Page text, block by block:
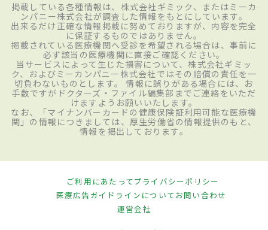
掲載している各種情報は、株式会社ギミック、またはミーカ
ンパニー株式会社が調査した情報をもとにしています。
出来るだけ正確な情報掲載に努めておりますが、内容を完全
に保証するものではありません。
掲載されている医療機関へ受診を希望される場合は、事前に
必ず該当の医療機関に直接ご確認ください。
当サービスによって生じた損害について、株式会社ギミッ
ク、およびミーカンパニー株式会社ではその賠償の責任を一
切負わないものとします。 情報に誤りがある場合には、お
手数ですがドクターズ・ファイル編集部までご連絡をいただ
けますようお願いいたします。
なお、「マイナンバーカードの健康保険証利用可能な医療機
関」の情報につきましては、厚生労働省の情報提供のもと、
情報を掲出しております。
ご利用にあたってプライバシーポリシー
医療広告ガイドラインについてお問い合わせ
運営会社